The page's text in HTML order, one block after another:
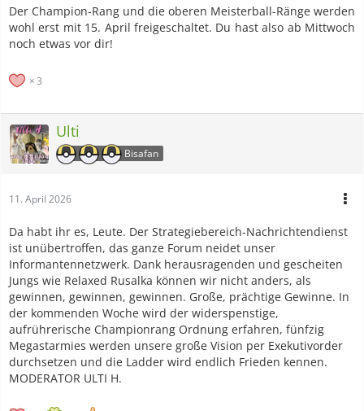
Der Champion-Rang und die oberen Meisterball-Ränge werden
wohl erst mit 15. April freigeschaltet. Du hast also ab Mittwoch
noch etwas vor dir!
3
Ulti
Bisafan
11. April 2026
Da habt ihr es, Leute. Der Strategiebereich-Nachrichtendienst
ist unübertroffen, das ganze Forum neidet unser
Informantennetzwerk. Dank herausragenden und gescheiten
Jungs wie Relaxed Rusalka können wir nicht anders, als
gewinnen, gewinnen, gewinnen. Große, prächtige Gewinne. In
der kommenden Woche wird der widerspenstige,
aufrührerische Championrang Ordnung erfahren, fünfzig
Megastarmies werden unsere große Vision per Exekutivorder
durchsetzen und die Ladder wird endlich Frieden kennen.
MODERATOR ULTI H.